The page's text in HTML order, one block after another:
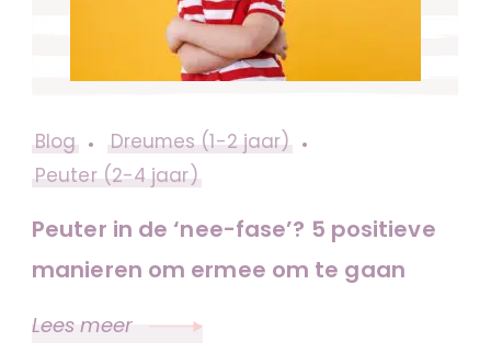
Blog
Dreumes (1-2 jaar)
Peuter (2-4 jaar)
Peuter in de ‘nee-fase’? 5 positieve
manieren om ermee om te gaan
Lees meer